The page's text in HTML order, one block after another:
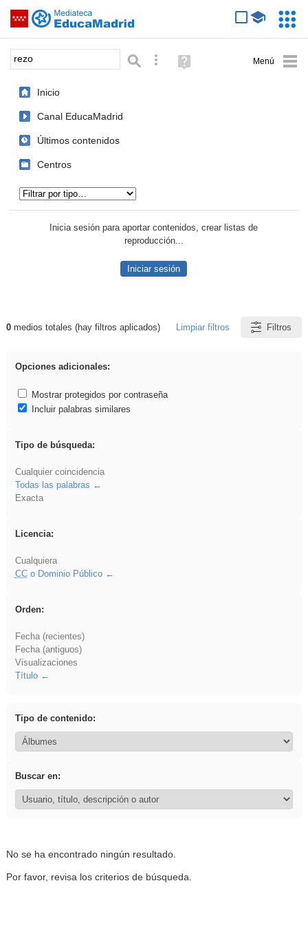
Saltar navegación
Palabra o frase: Búsqueda avanzada
Ayuda
(en
Inicio
Canal EducaMadrid
Últimos contenidos
Centros
Inicia sesión para aportar contenidos, crear listas de
reproducción...
Iniciar sesión
Resultados de: rezo
0medios totales (hay filtros aplicados) Limpiar filtros Filtros
Opciones adicionales:
Mostrar protegidos por contraseña
Incluir palabras similares
Tipo de búsqueda:
Cualquier coincidencia
Todas las palabras
Exacta
Licencia:
Cualquiera
CCo Dominio Público
Orden:
Fecha (recientes)
Fecha (antiguos)
Visualizaciones
Título
Tipo de contenido:
Buscar en:
No se ha encontrado ningún resultado.
Por favor, revisa los criterios de búsqueda.